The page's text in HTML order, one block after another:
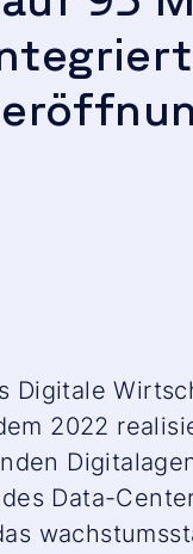
Digitale
2022
Data-